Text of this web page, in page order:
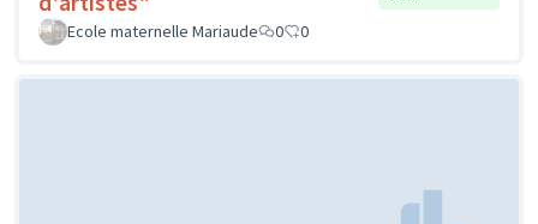
Ecole maternelle Mariaude
0 0